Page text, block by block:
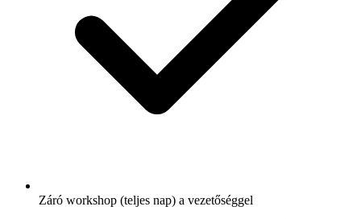
Záró workshop (teljes nap) a vezetőséggel